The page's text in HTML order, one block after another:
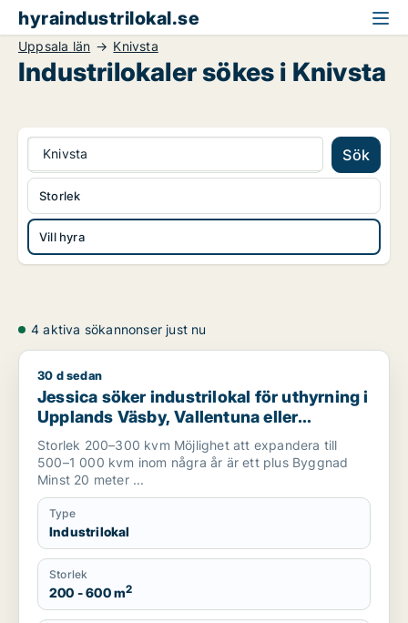
hyraindustrilokal.se
Uppsala län Knivsta
Industrilokaler sökes i Knivsta
Knivsta Sök
Vill hyra
Storlek
4 aktiva sökannonser just nu
Jessica söker industrilokal för uthyrning i Upplands Väsby,
30 d sedan
Jessica söker industrilokal för uthyrning i
Upplands Väsby, Vallentuna eller
Upplands-Bro m.fl.
Storlek 200–300 kvm Möjlighet att expandera till
500–1 000 kvm inom några år är ett plus Byggnad
Minst 20 meter ...
Type
Industrilokal
Storlek
200 - 600 m2